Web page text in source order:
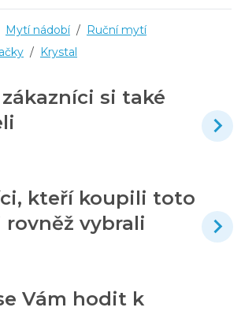
Mytí nádobí / Ruční mytí
/ Krystal
si také
kteří koupili toto
rovněž vybrali
Vám hodit k